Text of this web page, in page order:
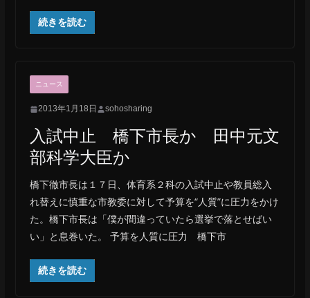
続きを読む
ニュース
2013年1月18日 sohosharing
入試中止 橋下市長か 田中元文
部科学大臣か
橋下徹市長は１７日、体育系２科の入試中止や教員総入
れ替えに慎重な市教委に対して予算を“人質”に圧力をかけ
た。橋下市長は「僕が間違っていたら選挙で落とせばい
い」と息巻いた。 予算を人質に圧力 橋下市
続きを読む